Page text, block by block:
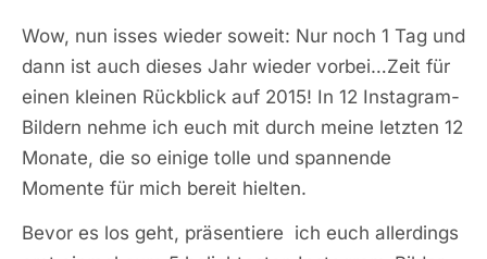
Wow, nun isses wieder soweit: Nur noch 1 Tag und
dann ist auch dieses Jahr wieder vorbei…Zeit für
einen kleinen Rückblick auf 2015! In 12 Instagram-
Bildern nehme ich euch mit durch meine letzten 12
Monate, die so einige tolle und spannende
Momente für mich bereit hielten.
Bevor es los geht, präsentiere ich euch allerdings